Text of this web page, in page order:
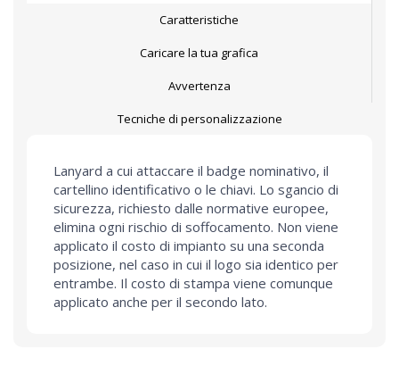
Caratteristiche
Caricare la tua grafica
Avvertenza
Tecniche di personalizzazione
Lanyard a cui attaccare il badge nominativo, il
cartellino identificativo o le chiavi. Lo sgancio di
sicurezza, richiesto dalle normative europee,
elimina ogni rischio di soffocamento. Non viene
applicato il costo di impianto su una seconda
posizione, nel caso in cui il logo sia identico per
entrambe. Il costo di stampa viene comunque
applicato anche per il secondo lato.